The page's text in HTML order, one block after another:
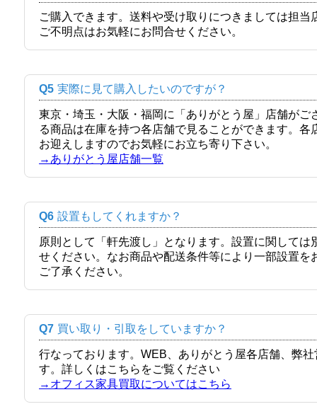
ご購入できます。送料や受け取りにつきましては担
ご不明点はお気軽にお問合せください。
Q5 実際に見て購入したいのですが？
東京・埼玉・大阪・福岡に「ありがとう屋」店舗が
る商品は在庫を持つ各店舗で見ることができます。
お迎えしますのでお気軽にお立ち寄り下さい。
→ありがとう屋店舗一覧
Q6 設置もしてくれますか？
原則として「軒先渡し」となります。設置に関して
せください。なお商品や配送条件等により一部設置
ご了承ください。
Q7 買い取り・引取をしていますか？
行なっております。WEB、ありがとう屋各店舗、弊
す。詳しくはこちらをご覧ください
→オフィス家具買取についてはこちら